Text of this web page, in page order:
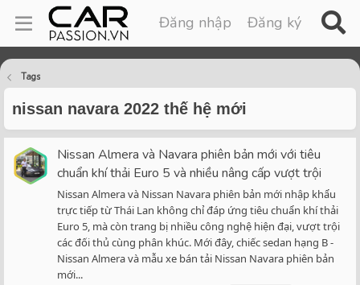
Đăng nhập Đăng ký
Tags
nissan navara 2022 thế hệ mới
Nissan Almera và Navara phiên bản mới với tiêu
chuẩn khí thải Euro 5 và nhiều nâng cấp vượt trội
Nissan Almera và Nissan Navara phiên bản mới nhập khẩu
trực tiếp từ Thái Lan không chỉ đáp ứng tiêu chuẩn khí thải
Euro 5, mà còn trang bị nhiều công nghệ hiện đại, vượt trội
các đối thủ cùng phân khúc. Mới đây, chiếc sedan hạng B -
Nissan Almera và mẫu xe bán tải Nissan Navara phiên bản
mới...